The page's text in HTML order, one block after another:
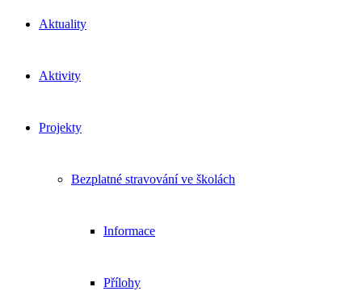
Aktuality
Aktivity
Projekty
Bezplatné stravování ve školách
Informace
Přílohy